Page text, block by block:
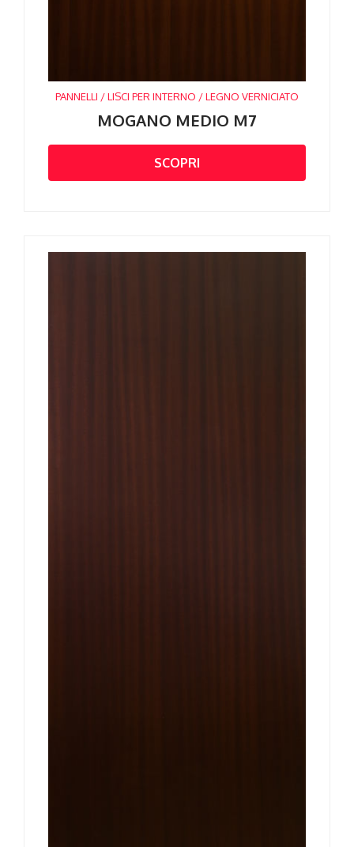
PANNELLI / LISCI PER INTERNO / LEGNO VERNICIATO
MOGANO MEDIO M7
SCOPRI